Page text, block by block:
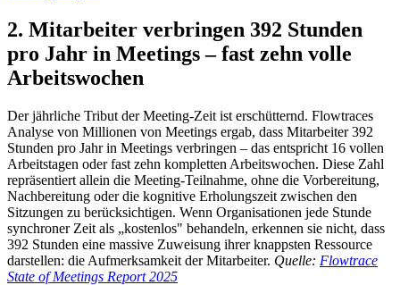
2. Mitarbeiter verbringen 392 Stunden
pro Jahr in Meetings – fast zehn volle
Arbeitswochen
Der jährliche Tribut der Meeting-Zeit ist erschütternd. Flowtraces
Analyse von Millionen von Meetings ergab, dass Mitarbeiter 392
Stunden pro Jahr in Meetings verbringen – das entspricht 16 vollen
Arbeitstagen oder fast zehn kompletten Arbeitswochen. Diese Zahl
repräsentiert allein die Meeting-Teilnahme, ohne die Vorbereitung,
Nachbereitung oder die kognitive Erholungszeit zwischen den
Sitzungen zu berücksichtigen. Wenn Organisationen jede Stunde
synchroner Zeit als „kostenlos" behandeln, erkennen sie nicht, dass
392 Stunden eine massive Zuweisung ihrer knappsten Ressource
darstellen: die Aufmerksamkeit der Mitarbeiter. Quelle: Flowtrace
State of Meetings Report 2025